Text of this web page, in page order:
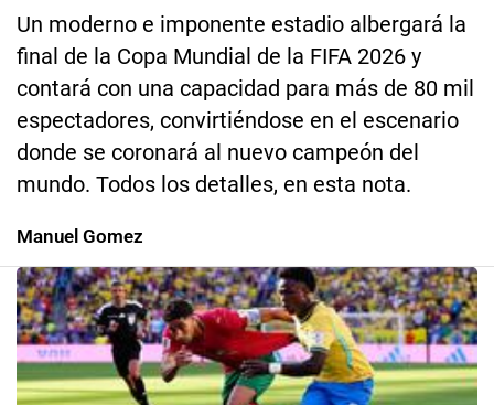
Un moderno e imponente estadio albergará la
final de la Copa Mundial de la FIFA 2026 y
contará con una capacidad para más de 80 mil
espectadores, convirtiéndose en el escenario
donde se coronará al nuevo campeón del
mundo. Todos los detalles, en esta nota.
Manuel Gomez